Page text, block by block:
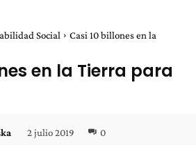
Social
Casi 10 billones en la
en la Tierra para
2 julio 2019 0